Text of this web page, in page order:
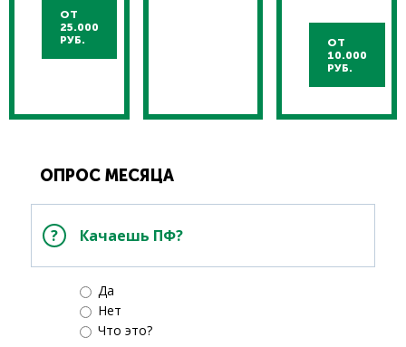
ОТ
25.000
РУБ.
ОТ
10.000
РУБ.
ОПРОС МЕСЯЦА
Качаешь ПФ?
Да
Нет
Что это?